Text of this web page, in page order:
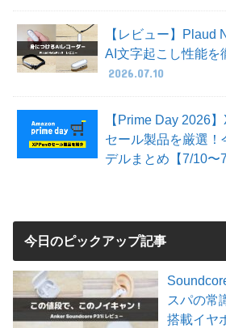
【レビュー】Plaud
AI文字起こし性能を
2026.07.10
【Prime Day 2026
セール製品を厳選！
デルまとめ【7/10〜
今日のピックアップ記事
スパの常
搭載イヤ